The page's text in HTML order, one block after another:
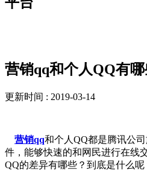
营销qq和个人QQ有哪
更新时间 : 2019-03-14
营销qq和个人QQ都是腾讯公
件，能够快速的和网民进行在线
QQ的差异有哪些？到底是什么呢